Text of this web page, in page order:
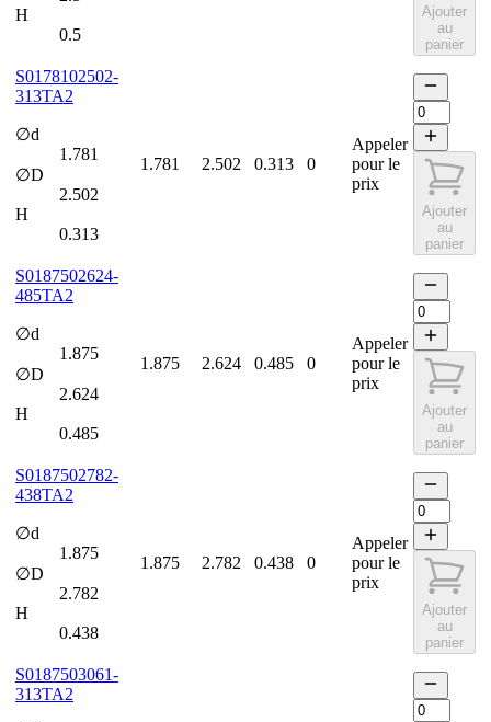
H
0.5
Ajouter
au
panier
S0178102502-
313TA2
∅d
1.781
∅D
2.502
H
0.313
1.781 2.502 0.313 0
Appeler
pour le
prix
Ajouter
au
panier
S0187502624-
485TA2
∅d
1.875
∅D
2.624
H
0.485
1.875 2.624 0.485 0
Appeler
pour le
prix
Ajouter
au
panier
S0187502782-
438TA2
∅d
1.875
∅D
2.782
H
0.438
1.875 2.782 0.438 0
Appeler
pour le
prix
Ajouter
au
panier
S0187503061-
313TA2